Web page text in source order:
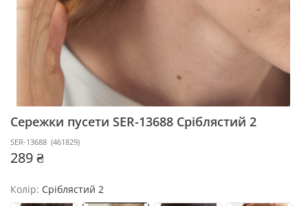
Сережки пусети SER-13688 Сріблястий 2
SER-13688 (461829)
289 ₴
Колір: Сріблястий 2